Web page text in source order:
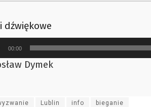
dźwiękowe
00:00
Dymek
Lublin info bieganie